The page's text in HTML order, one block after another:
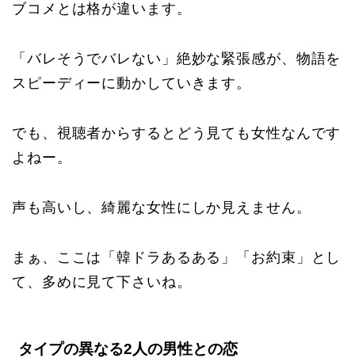
ブコメとは格が違います。
「バレそうでバレない」絶妙な緊張感が、物語を
スピーディーに動かしていきます。
でも、視聴者からするとどう見ても女性なんです
よねー。
声も高いし、綺麗な女性にしか見えません。
まぁ、ここは「韓ドラあるある」「お約束」とし
て、多めに見て下さいね。
タイプの異なる2人の男性との恋